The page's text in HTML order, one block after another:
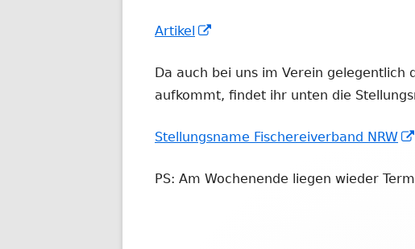
Artikel
Fenster
öffnen
Da auch bei uns im Verein gelegentlich
aufkommt, findet ihr unten die
Stellungsname Fischereiverband NRW
PS: Am Wochenende liegen wieder